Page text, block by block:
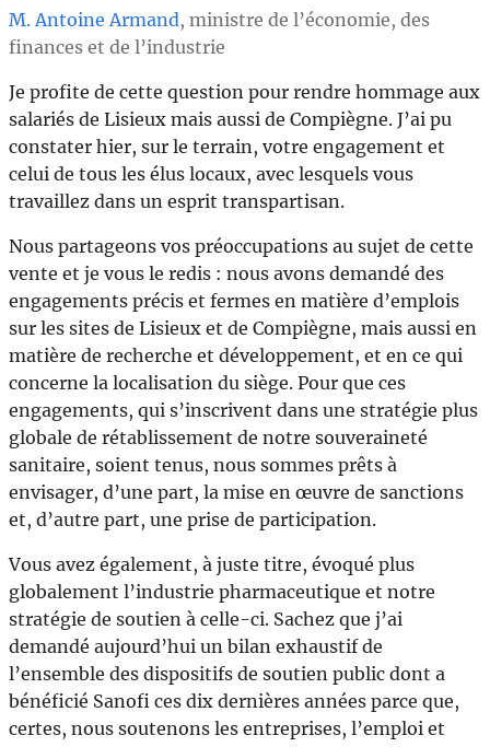
M. Antoine Armand, ministre de l’économie, des
finances et de l’industrie
Je profite de cette question pour rendre hommage aux
salariés de Lisieux mais aussi de Compiègne. J’ai pu
constater hier, sur le terrain, votre engagement et
celui de tous les élus locaux, avec lesquels vous
travaillez dans un esprit transpartisan.
Nous partageons vos préoccupations au sujet de cette
vente et je vous le redis : nous avons demandé des
engagements précis et fermes en matière d’emplois
sur les sites de Lisieux et de Compiègne, mais aussi en
matière de recherche et développement, et en ce qui
concerne la localisation du siège. Pour que ces
engagements, qui s’inscrivent dans une stratégie plus
globale de rétablissement de notre souveraineté
sanitaire, soient tenus, nous sommes prêts à
envisager, d’une part, la mise en œuvre de sanctions
et, d’autre part, une prise de participation.
Vous avez également, à juste titre, évoqué plus
globalement l’industrie pharmaceutique et notre
stratégie de soutien à celle-ci. Sachez que j’ai
demandé aujourd’hui un bilan exhaustif de
l’ensemble des dispositifs de soutien public dont a
bénéficié Sanofi ces dix dernières années parce que,
certes, nous soutenons les entreprises, l’emploi et